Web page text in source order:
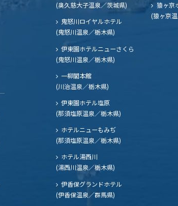
(奥久慈大子温泉／茨城県)
鬼怒川ロイヤルホテル
(鬼怒川温泉／栃木県)
伊東園ホテルニューさくら
(鬼怒川温泉／栃木県)
一柳閣本館
(川治温泉／栃木県)
伊東園ホテル塩原
(那須塩原温泉／栃木県)
ホテルニューもみぢ
(那須塩原温泉／栃木県)
ホテル湯西川
(湯西川温泉／栃木県)
伊香保グランドホテル
(伊香保温泉／群馬県)
猿ヶ京
(猿ヶ京